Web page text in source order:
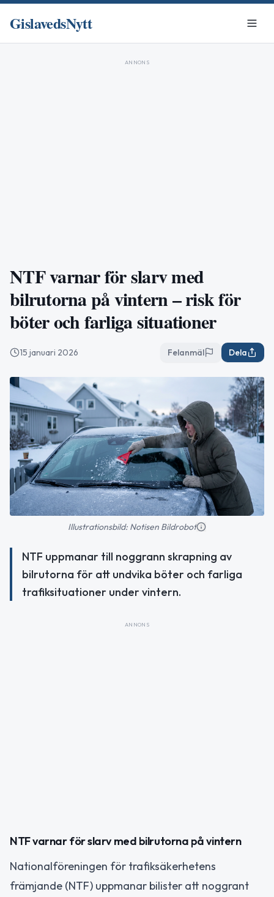
GislavedsNytt
ANNONS
NTF varnar för slarv med
bilrutorna på vintern – risk för
böter och farliga situationer
15 januari 2026 Felanmäl Dela
Illustrationsbild: Notisen Bildrobot
NTF uppmanar till noggrann skrapning av
bilrutorna för att undvika böter och farliga
trafiksituationer under vintern.
ANNONS
NTF varnar för slarv med bilrutorna på vintern
Nationalföreningen för trafiksäkerhetens
främjande (NTF) uppmanar bilister att noggrant